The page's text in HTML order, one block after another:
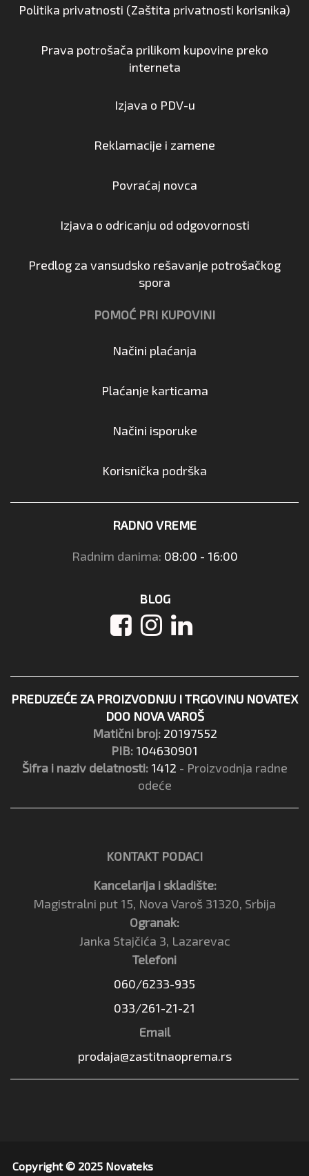
Politika privatnosti (Zaštita privatnosti korisnika)
Prava potrošača prilikom kupovine preko
interneta
Izjava o PDV-u
Reklamacije i zamene
Povraćaj novca
Izjava o odricanju od odgovornosti
Predlog za vansudsko rešavanje potrošačkog
spora
POMOĆ PRI KUPOVINI
Načini plaćanja
Plaćanje karticama
Načini isporuke
Korisnička podrška
RADNO VREME
Radnim danima: 08:00 - 16:00
BLOG
PREDUZEĆE ZA PROIZVODNJU I TRGOVINU NOVATEX
DOO NOVA VAROŠ
Matični broj: 20197552
PIB: 104630901
Šifra i naziv delatnosti: 1412 - Proizvodnja radne
odeće
KONTAKT PODACI
Kancelarija i skladište:
Magistralni put 15, Nova Varoš 31320, Srbija
Ogranak:
Janka Stajčića 3, Lazarevac
Telefoni
060/6233-935
033/261-21-21
Email
prodaja@zastitnaoprema.rs
Copyright © 2025 Novateks